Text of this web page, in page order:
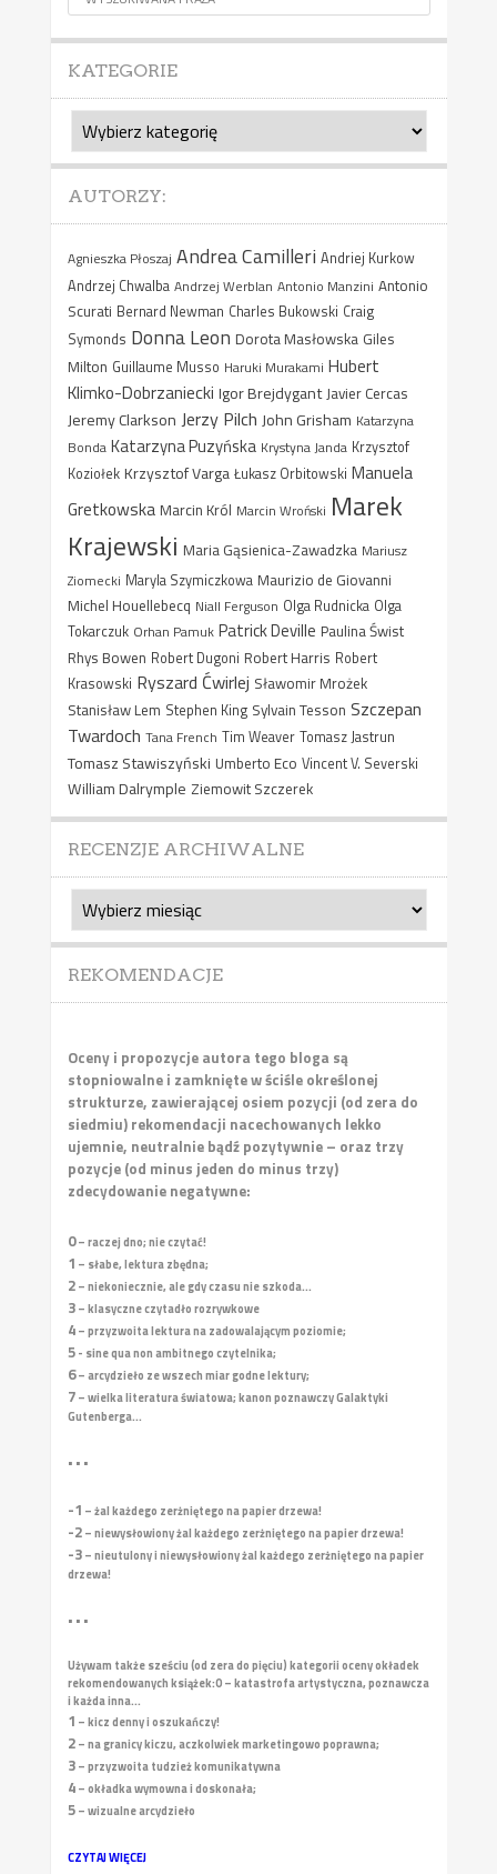
KATEGORIE
Kategorie
AUTORZY:
Agnieszka Płoszaj Andrea Camilleri Andriej Kurkow
Andrzej Chwalba Andrzej Werblan Antonio Manzini Antonio
Scurati Bernard Newman Charles Bukowski Craig
Symonds Donna Leon Dorota Masłowska Giles
Milton Guillaume Musso Haruki Murakami Hubert
Klimko-Dobrzaniecki Igor Brejdygant Javier Cercas
Jeremy Clarkson Jerzy Pilch John Grisham Katarzyna
Bonda Katarzyna Puzyńska Krystyna Janda Krzysztof
Koziołek Krzysztof Varga Łukasz Orbitowski Manuela
Gretkowska Marcin Król Marcin Wroński Marek
Krajewski Maria Gąsienica-Zawadzka Mariusz
Ziomecki Maryla Szymiczkowa Maurizio de Giovanni
Michel Houellebecq Niall Ferguson Olga Rudnicka Olga
Tokarczuk Orhan Pamuk Patrick Deville Paulina Świst
Rhys Bowen Robert Dugoni Robert Harris Robert
Krasowski Ryszard Ćwirlej Sławomir Mrożek
Stanisław Lem Stephen King Sylvain Tesson Szczepan
Twardoch Tana French Tim Weaver Tomasz Jastrun
Tomasz Stawiszyński Umberto Eco Vincent V. Severski
William Dalrymple Ziemowit Szczerek
RECENZJE ARCHIWALNE
Recenzje
archiwalne
REKOMENDACJE
Oceny i propozycje autora tego bloga są
stopniowalne i zamknięte w ściśle określonej
strukturze, zawierającej osiem pozycji (od zera do
siedmiu) rekomendacji nacechowanych lekko
ujemnie, neutralnie bądź pozytywnie – oraz trzy
pozycje (od minus jeden do minus trzy)
zdecydowanie negatywne:
0– raczej dno; nie czytać!
1 – słabe, lektura zbędna;
2– niekoniecznie, ale gdy czasu nie szkoda...
3– klasyczne czytadło rozrywkowe
4– przyzwoita lektura na zadowalającym poziomie;
5- sine qua non ambitnego czytelnika;
6– arcydzieło ze wszech miar godne lektury;
7– wielka literatura światowa; kanon poznawczy Galaktyki
Gutenberga...
• • •
-1 – żal każdego zerżniętego na papier drzewa!
-2– niewysłowiony żal każdego zerżniętego na papier drzewa!
-3– nieutulony i niewysłowiony żal każdego zerżniętego na papier
drzewa!
• • •
Używam także sześciu (od zera do pięciu) kategorii oceny okładek
rekomendowanych książek:0 – katastrofa artystyczna, poznawcza
i każda inna...
1 – kicz denny i oszukańczy!
2– na granicy kiczu, aczkolwiek marketingowo poprawna;
3– przyzwoita tudzież komunikatywna
4– okładka wymowna i doskonała;
5– wizualne arcydzieło
CZYTAJ WIĘCEJ